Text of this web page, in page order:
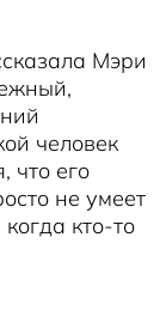
Мэри
человек
что его
не умеет
кто-то